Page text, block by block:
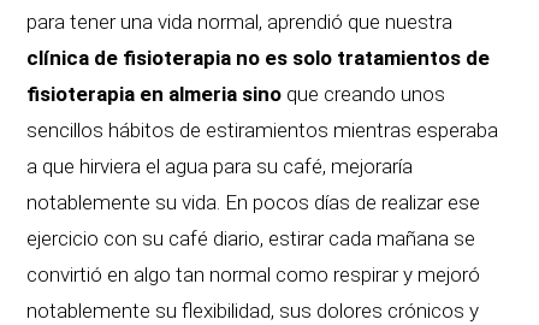
para tener una vida normal, aprendió que nuestra
clínica de fisioterapia no es solo tratamientos de
fisioterapia en almeria sino que creando unos
sencillos hábitos de estiramientos mientras esperaba
a que hirviera el agua para su café, mejoraría
notablemente su vida. En pocos días de realizar ese
ejercicio con su café diario, estirar cada mañana se
convirtió en algo tan normal como respirar y mejoró
notablemente su flexibilidad, sus dolores crónicos y